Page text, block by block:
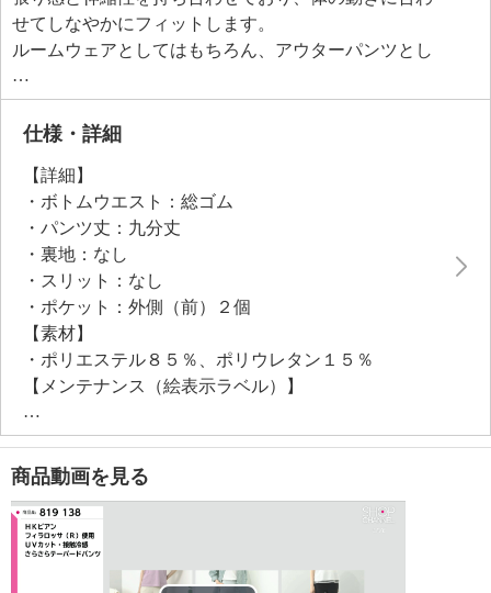
せてしなやかにフィットします。
ルームウェアとしてはもちろん、アウターパンツとし
てもコーディネイトを楽しむことができる汎用性の高
さも魅力です。
仕様・詳細
【詳細】
・ボトムウエスト：総ゴム
・パンツ丈：九分丈
・裏地：なし
・スリット：なし
・ポケット：外側（前）２個
【素材】
・ポリエステル８５％、ポリウレタン１５％
【メンテナンス（絵表示ラベル）】
・洗濯機：可
・漂白処理：塩素系・酸素系漂白不可
・タンブル乾燥：不可
・自然乾燥：日陰の吊り干し
・アイロン仕上げ：可（中温）
・ドライクリーニング：不可
・ウエットクリーニング：可
商品動画を見る